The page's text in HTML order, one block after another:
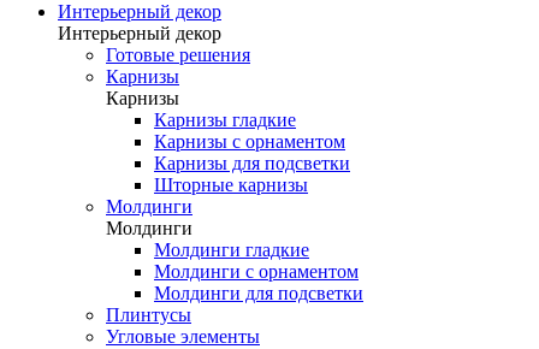
Интерьерный декор
Интерьерный декор
Готовые решения
Карнизы
Карнизы
Карнизы гладкие
Карнизы с орнаментом
Карнизы для подсветки
Шторные карнизы
Молдинги
Молдинги
Молдинги гладкие
Молдинги с орнаментом
Молдинги для подсветки
Плинтусы
Угловые элементы